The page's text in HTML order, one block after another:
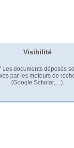
Visibilité
Les documents déposés
par les moteurs de
(Google Scholar,…).